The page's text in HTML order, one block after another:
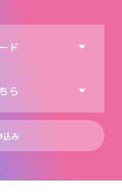
ド
ら
込み